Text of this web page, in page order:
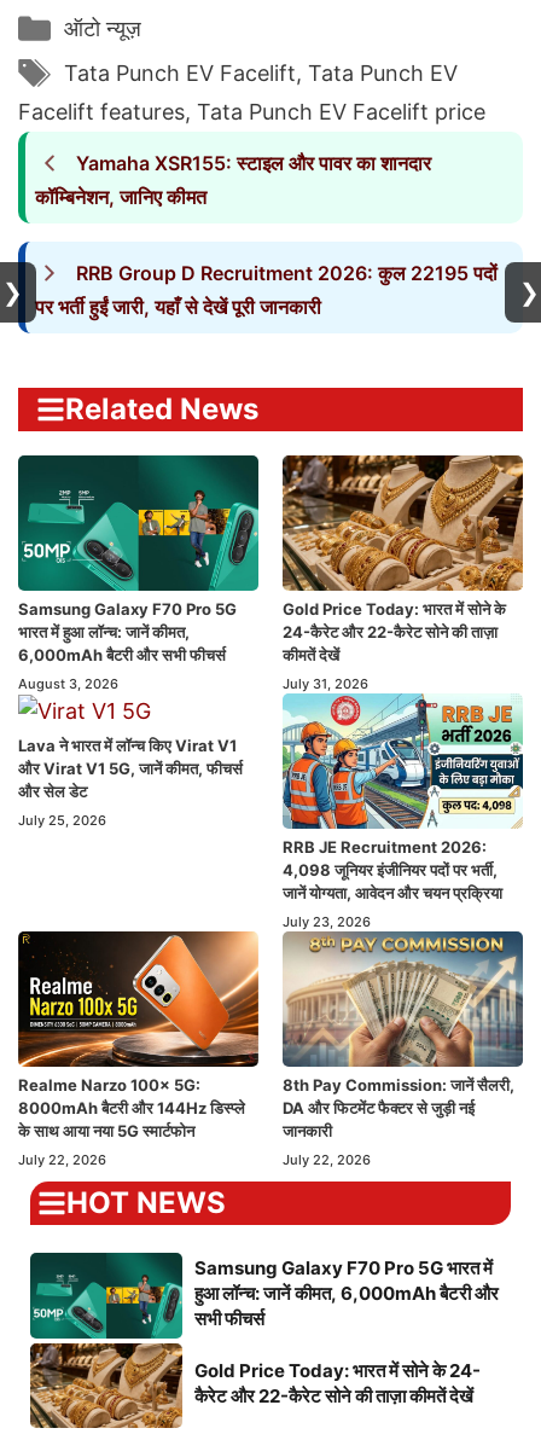
Categories
ऑटो न्यूज़
Tags
Tata Punch EV Facelift, Tata Punch EV
Facelift features, Tata Punch EV Facelift price
Yamaha XSR155: स्टाइल और पावर का शानदार
कॉम्बिनेशन, जानिए कीमत
RRB Group D Recruitment 2026: कुल 22195 पदों
पर भर्ती हुईं जारी, यहाँ से देखें पूरी जानकारी
Related News
Samsung Galaxy F70 Pro 5G
भारत में हुआ लॉन्च: जानें कीमत,
6,000mAh बैटरी और सभी फीचर्स
August 3, 2026
Gold Price Today: भारत में सोने के
24-कैरेट और 22-कैरेट सोने की ताज़ा
कीमतें देखें
July 31, 2026
Lava ने भारत में लॉन्च किए Virat V1
और Virat V1 5G, जानें कीमत, फीचर्स
और सेल डेट
July 25, 2026
RRB JE Recruitment 2026:
4,098 जूनियर इंजीनियर पदों पर भर्ती,
जानें योग्यता, आवेदन और चयन प्रक्रिया
July 23, 2026
Realme Narzo 100x 5G:
8000mAh बैटरी और 144Hz डिस्प्ले
के साथ आया नया 5G स्मार्टफोन
July 22, 2026
8th Pay Commission: जानें सैलरी,
DA और फिटमेंट फैक्टर से जुड़ी नई
जानकारी
July 22, 2026
HOT NEWS
Samsung Galaxy F70 Pro 5G भारत में
हुआ लॉन्च: जानें कीमत, 6,000mAh बैटरी और
सभी फीचर्स
Gold Price Today: भारत में सोने के 24-
कैरेट और 22-कैरेट सोने की ताज़ा कीमतें देखें
❯ ❯